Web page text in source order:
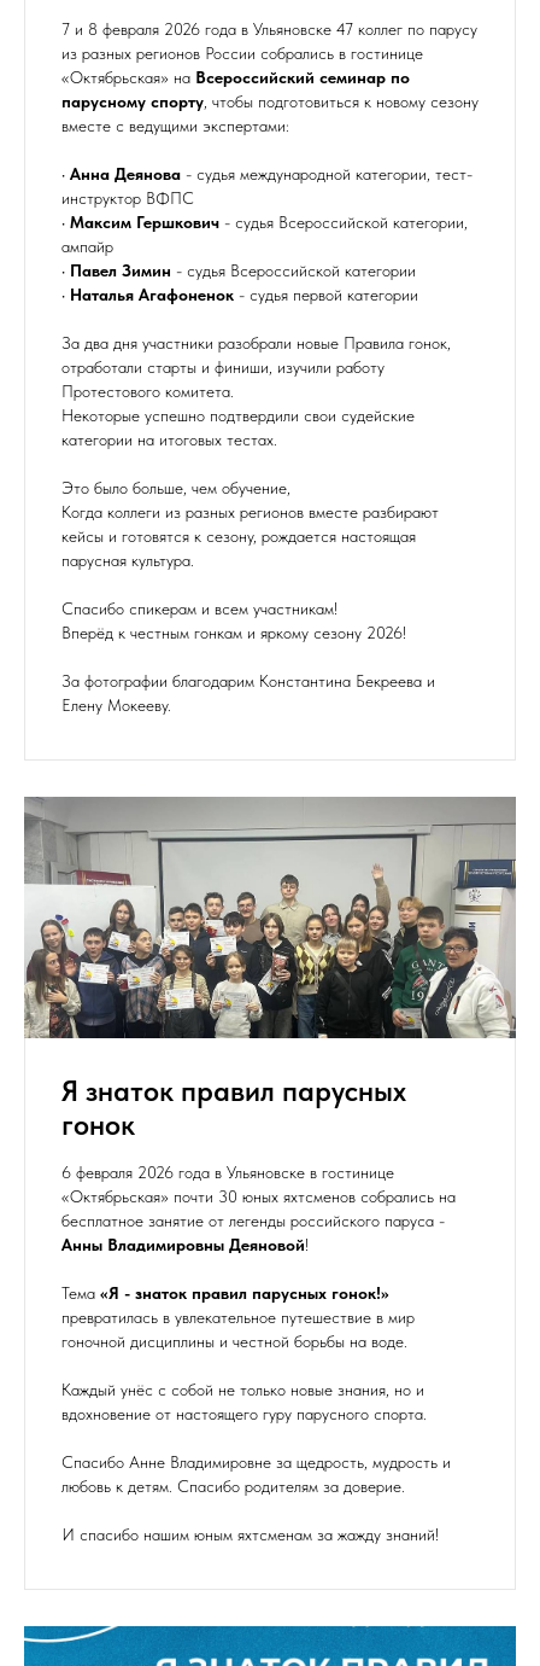
7 и 8 февраля 2026 года в Ульяновске 47 коллег по парусу
из разных регионов России собрались в гостинице
«Октябрьская» на Всероссийский семинар по
парусному спорту , чтобы подготовиться к новому сезону
вместе с ведущими экспертами:
• Анна Деянова - судья международной категории, тест-
инструктор ВФПС
• Максим Гершкович - судья Всероссийской категории,
ампайр
• Павел Зимин - судья Всероссийской категории
• Наталья Агафоненок - судья первой категории
За два дня участники разобрали новые Правила гонок,
отработали старты и финиши, изучили работу
Протестового комитета.
Некоторые успешно подтвердили свои судейские
категории на итоговых тестах.
Это было больше, чем обучение,
Когда коллеги из разных регионов вместе разбирают
кейсы и готовятся к сезону, рождается настоящая
парусная культура.
Спасибо спикерам и всем участникам!
Вперёд к честным гонкам и яркому сезону 2026!
За фотографии благодарим Константина Бекреева и
Елену Мокееву.
Я знаток правил парусных
гонок
6 февраля 2026 года в Ульяновске в гостинице
«Октябрьская» почти 30 юных яхтсменов собрались на
бесплатное занятие от легенды российского паруса -
Анны Владимировны Деяновой!
Тема «Я - знаток правил парусных гонок!»
превратилась в увлекательное путешествие в мир
гоночной дисциплины и честной борьбы на воде.
Каждый унёс с собой не только новые знания, но и
вдохновение от настоящего гуру парусного спорта.
Спасибо Анне Владимировне за щедрость, мудрость и
любовь к детям. Спасибо родителям за доверие.
И спасибо нашим юным яхтсменам за жажду знаний!